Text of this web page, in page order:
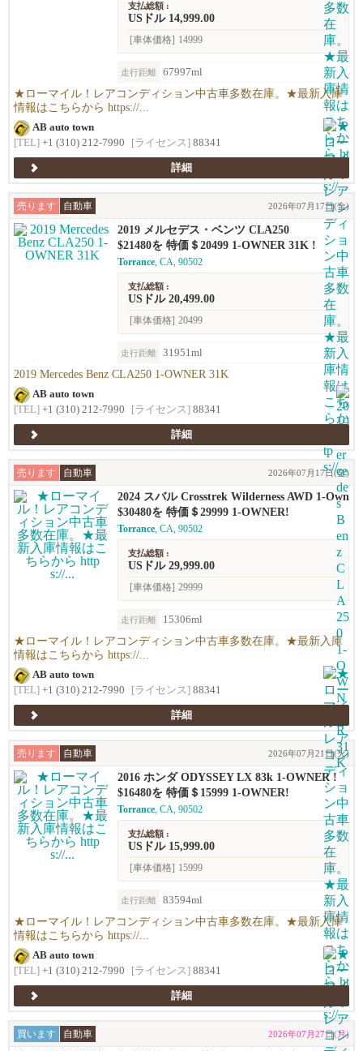
支払総額 :
USドル 14,999.00
[車体価格] 14999
走行距離 67997ml
★ローマイル！レアコンディション中古車多数在庫。★最新入庫
情報はこちらから https://...
AB auto town
[TEL] +1 (310) 212-7990 [ライセンス] 88341
詳細
売ります 自動車 2026年07月17日(金)
2019 メルセデス・ベンツ CLA250
$21480を 特価＄20499 1-OWNER 31K !
Torrance, CA, 90502
支払総額 :
USドル 20,499.00
[車体価格] 20499
走行距離 31951ml
2019 Mercedes Benz CLA250 1-OWNER 31K
AB auto town
[TEL] +1 (310) 212-7990 [ライセンス] 88341
詳細
売ります 自動車 2026年07月17日(金)
2024 スバル Crosstrek Wilderness AWD 1-Own
er!!
$30480を 特価＄29999 1-OWNER!
Torrance, CA, 90502
支払総額 :
USドル 29,999.00
[車体価格] 29999
走行距離 15306ml
★ローマイル！レアコンディション中古車多数在庫。★最新入庫
情報はこちらから https://...
AB auto town
[TEL] +1 (310) 212-7990 [ライセンス] 88341
詳細
売ります 自動車 2026年07月21日(火)
2016 ホンダ ODYSSEY LX 83k 1-OWNER !
$16480を 特価＄15999 1-OWNER!
Torrance, CA, 90502
支払総額 :
USドル 15,999.00
[車体価格] 15999
走行距離 83594ml
★ローマイル！レアコンディション中古車多数在庫。★最新入庫
情報はこちらから https://...
AB auto town
[TEL] +1 (310) 212-7990 [ライセンス] 88341
詳細
買います 自動車 2026年07月27日(月)